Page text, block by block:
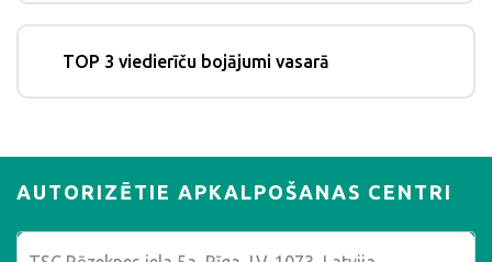
TOP 3 viedierīču bojājumi vasarā
AUTORIZĒTIE APKALPOŠANAS CENTRI